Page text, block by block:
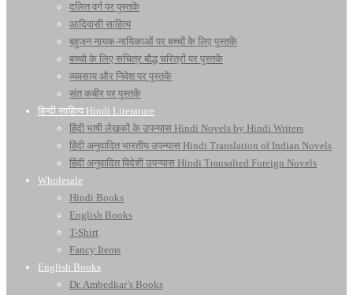
दलित वर्ग पर पुस्तकें
आदिवासी साहित्य
बहुजन नायक-नायिकाओं पर बच्चों के लिए पुस्तकें
बच्चो के लिए सचित्र बौद्ध चरित्रों पर पुस्तकें
व्यवसाय और निवेश पर पुस्तकें
संत कबीर पर पुस्तकें
हिन्दी साहित्य Hindi Literature
हिंदी भाषी लेखकों के उपन्यास Hindi Novels by Hindi Writers
हिंदी अनुवादित भारतीय उपन्यास Hindi Translation of Indian Novels
हिंदी अनुवादित विदेशी उपन्यास Hindi Transalted Foreign Novels
Wholesale
Hindi Books
English Books
T-Shirt
Fancy Items
English Books
Dr. Ambedkar’s Books